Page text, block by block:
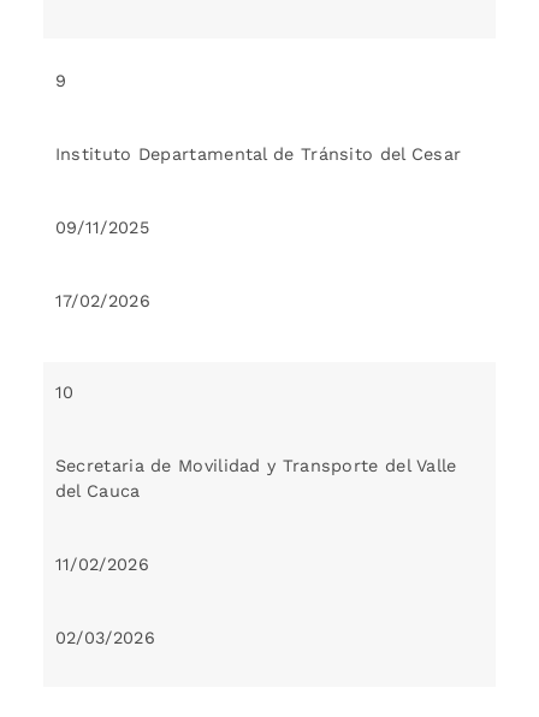
9
Instituto Departamental de Tránsito del Cesar
09/11/2025
17/02/2026
10
Secretaria de Movilidad y Transporte del Valle
del Cauca
11/02/2026
02/03/2026